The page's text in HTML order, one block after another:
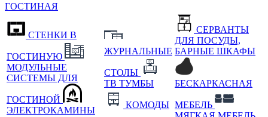
ГОСТИНАЯ
СТЕНКИ В
ГОСТИНУЮ
МОДУЛЬНЫЕ
СИСТЕМЫ ДЛЯ
ГОСТИНОЙ
ЭЛЕКТРОКАМИНЫ
ЖУРНАЛЬНЫЕ
СТОЛЫ
ТВ ТУМБЫ
КОМОДЫ
СЕРВАНТЫ
ДЛЯ ПОСУДЫ,
БАРНЫЕ ШКАФЫ
БЕСКАРКАСНАЯ
МЕБЕЛЬ